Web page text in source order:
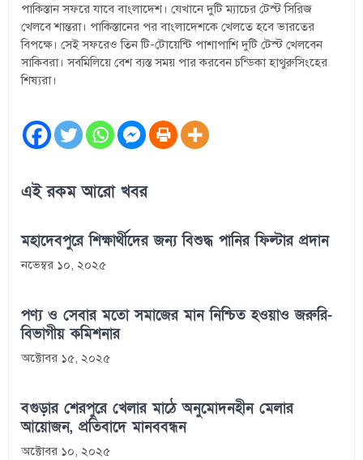
পাকিস্তান সফরে যাবে বাংলাদেশ। যেখানে দুটি ম্যাচের টেস্ট সিরিজ
খেলবে শান্তরা। পাকিস্তানের পর বাংলাদেশকে খেলতে হবে ভারতের
বিপক্ষে। সেই সফরেও তিন টি-টোয়েন্টি পাশাপাশি দুটি টেস্ট খেলবেন
সাকিবরা। সবমিলিয়ে বেশ ব্যস্ত সময় পার করবেন চন্ডিকা হাথুরুসিংহের
শিষ্যরা।
এই রকম আরো খবর
মহাদেবপুরে শিক্ষার্থীদের জন্য বিশুদ্ধ পানির ফিল্টার প্রদান
নভেম্বর ১০, ২০২৫
পণ্য ও সেবার মতো সমাজের মান নিশ্চিত হওয়াও জরুরি-
বিভাগীয় কমিশনার
অক্টোবর ১৫, ২০২৫
বগুড়ার শেরপুরে খেলার মাঠে অনুমোদনহীন মেলার
আয়োজন, প্রতিবাদে মানববন্ধন
অক্টোবর ১০, ২০২৫